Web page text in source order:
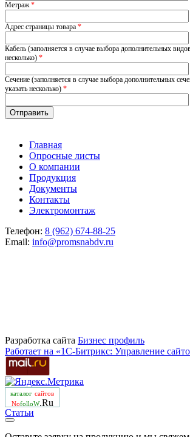
Метраж*
Адрес страницы товара *
Кабель (заполняется в случае выбора дополнительных
несколько) *
Сечение (заполняется в случае выбора дополнительных
указать несколько) *
Главная
Опросные листы
О компании
Продукция
Документы
Контакты
Электромонтаж
Телефон: 8 (962) 674-88-25
Email: info@promsnabdv.ru
Разработка сайта Бизнеc профиль
Работает на «1С-Битрикс: Управление
каталог сайтов
NofolloW.Ru
Статьи